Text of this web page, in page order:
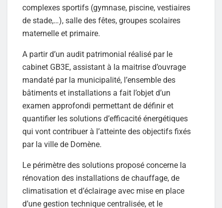
complexes sportifs (gymnase, piscine, vestiaires
de stade,…), salle des fêtes, groupes scolaires
maternelle et primaire.
A partir d’un audit patrimonial réalisé par le
cabinet GB3E, assistant à la maitrise d’ouvrage
mandaté par la municipalité, l’ensemble des
bâtiments et installations a fait l’objet d’un
examen approfondi permettant de définir et
quantifier les solutions d’efficacité énergétiques
qui vont contribuer à l’atteinte des objectifs fixés
par la ville de Domène.
Le périmètre des solutions proposé concerne la
rénovation des installations de chauffage, de
climatisation et d’éclairage avec mise en place
d’une gestion technique centralisée, et le